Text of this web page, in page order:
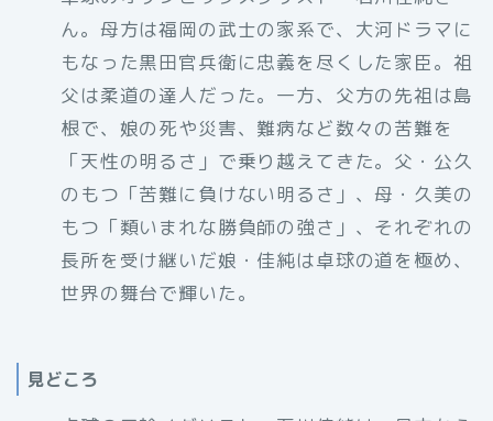
ん。母方は福岡の武士の家系で、大河ドラマに
もなった黒田官兵衛に忠義を尽くした家臣。祖
父は柔道の達人だった。一方、父方の先祖は島
根で、娘の死や災害、難病など数々の苦難を
「天性の明るさ」で乗り越えてきた。父・公久
のもつ「苦難に負けない明るさ」、母・久美の
もつ「類いまれな勝負師の強さ」、それぞれの
長所を受け継いだ娘・佳純は卓球の道を極め、
世界の舞台で輝いた。
見どころ